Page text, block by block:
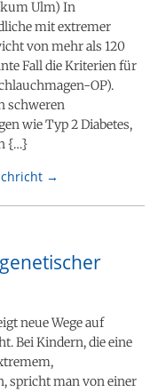
Ulm) In
mit extremer
von mehr als 120
Fall die Kriterien für
​OP).
schweren
wie Typ 2 Diabetes,
{…}
→
neue Wege auf
Bei Kindern, die eine
spricht man von einer